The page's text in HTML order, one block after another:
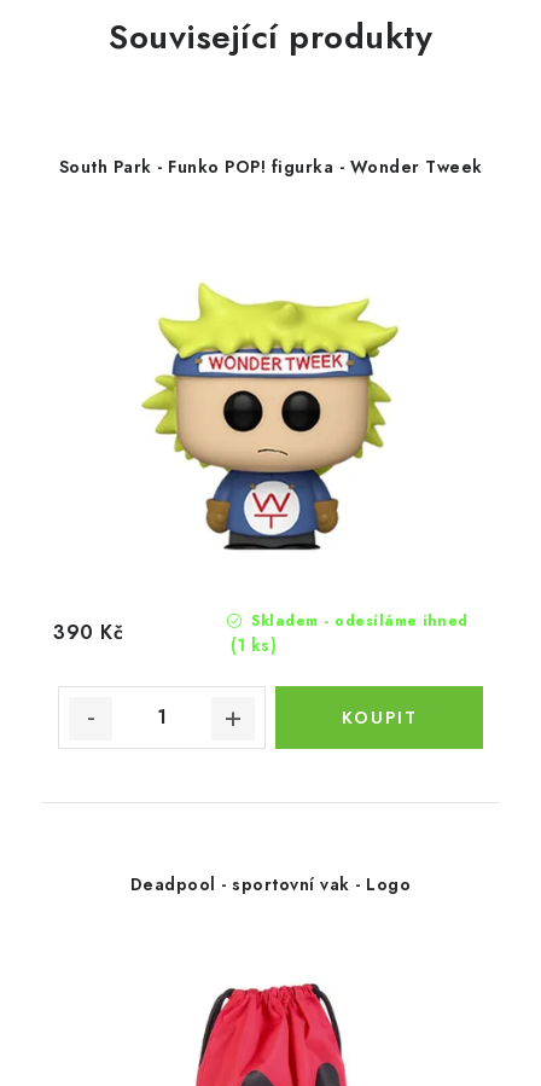
Související produkty
South Park - Funko POP! figurka - Wonder Tweek
Skladem - odesíláme ihned
(1 ks)
390 Kč
Deadpool - sportovní vak - Logo